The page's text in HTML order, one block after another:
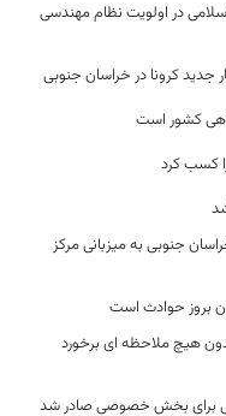
در اولویت نظام مهندسی
کشور است
کسب کرد
جنوبی به میزبانی مرکز
بروز حوادث است
هیچ ملاحظه ای برخورد